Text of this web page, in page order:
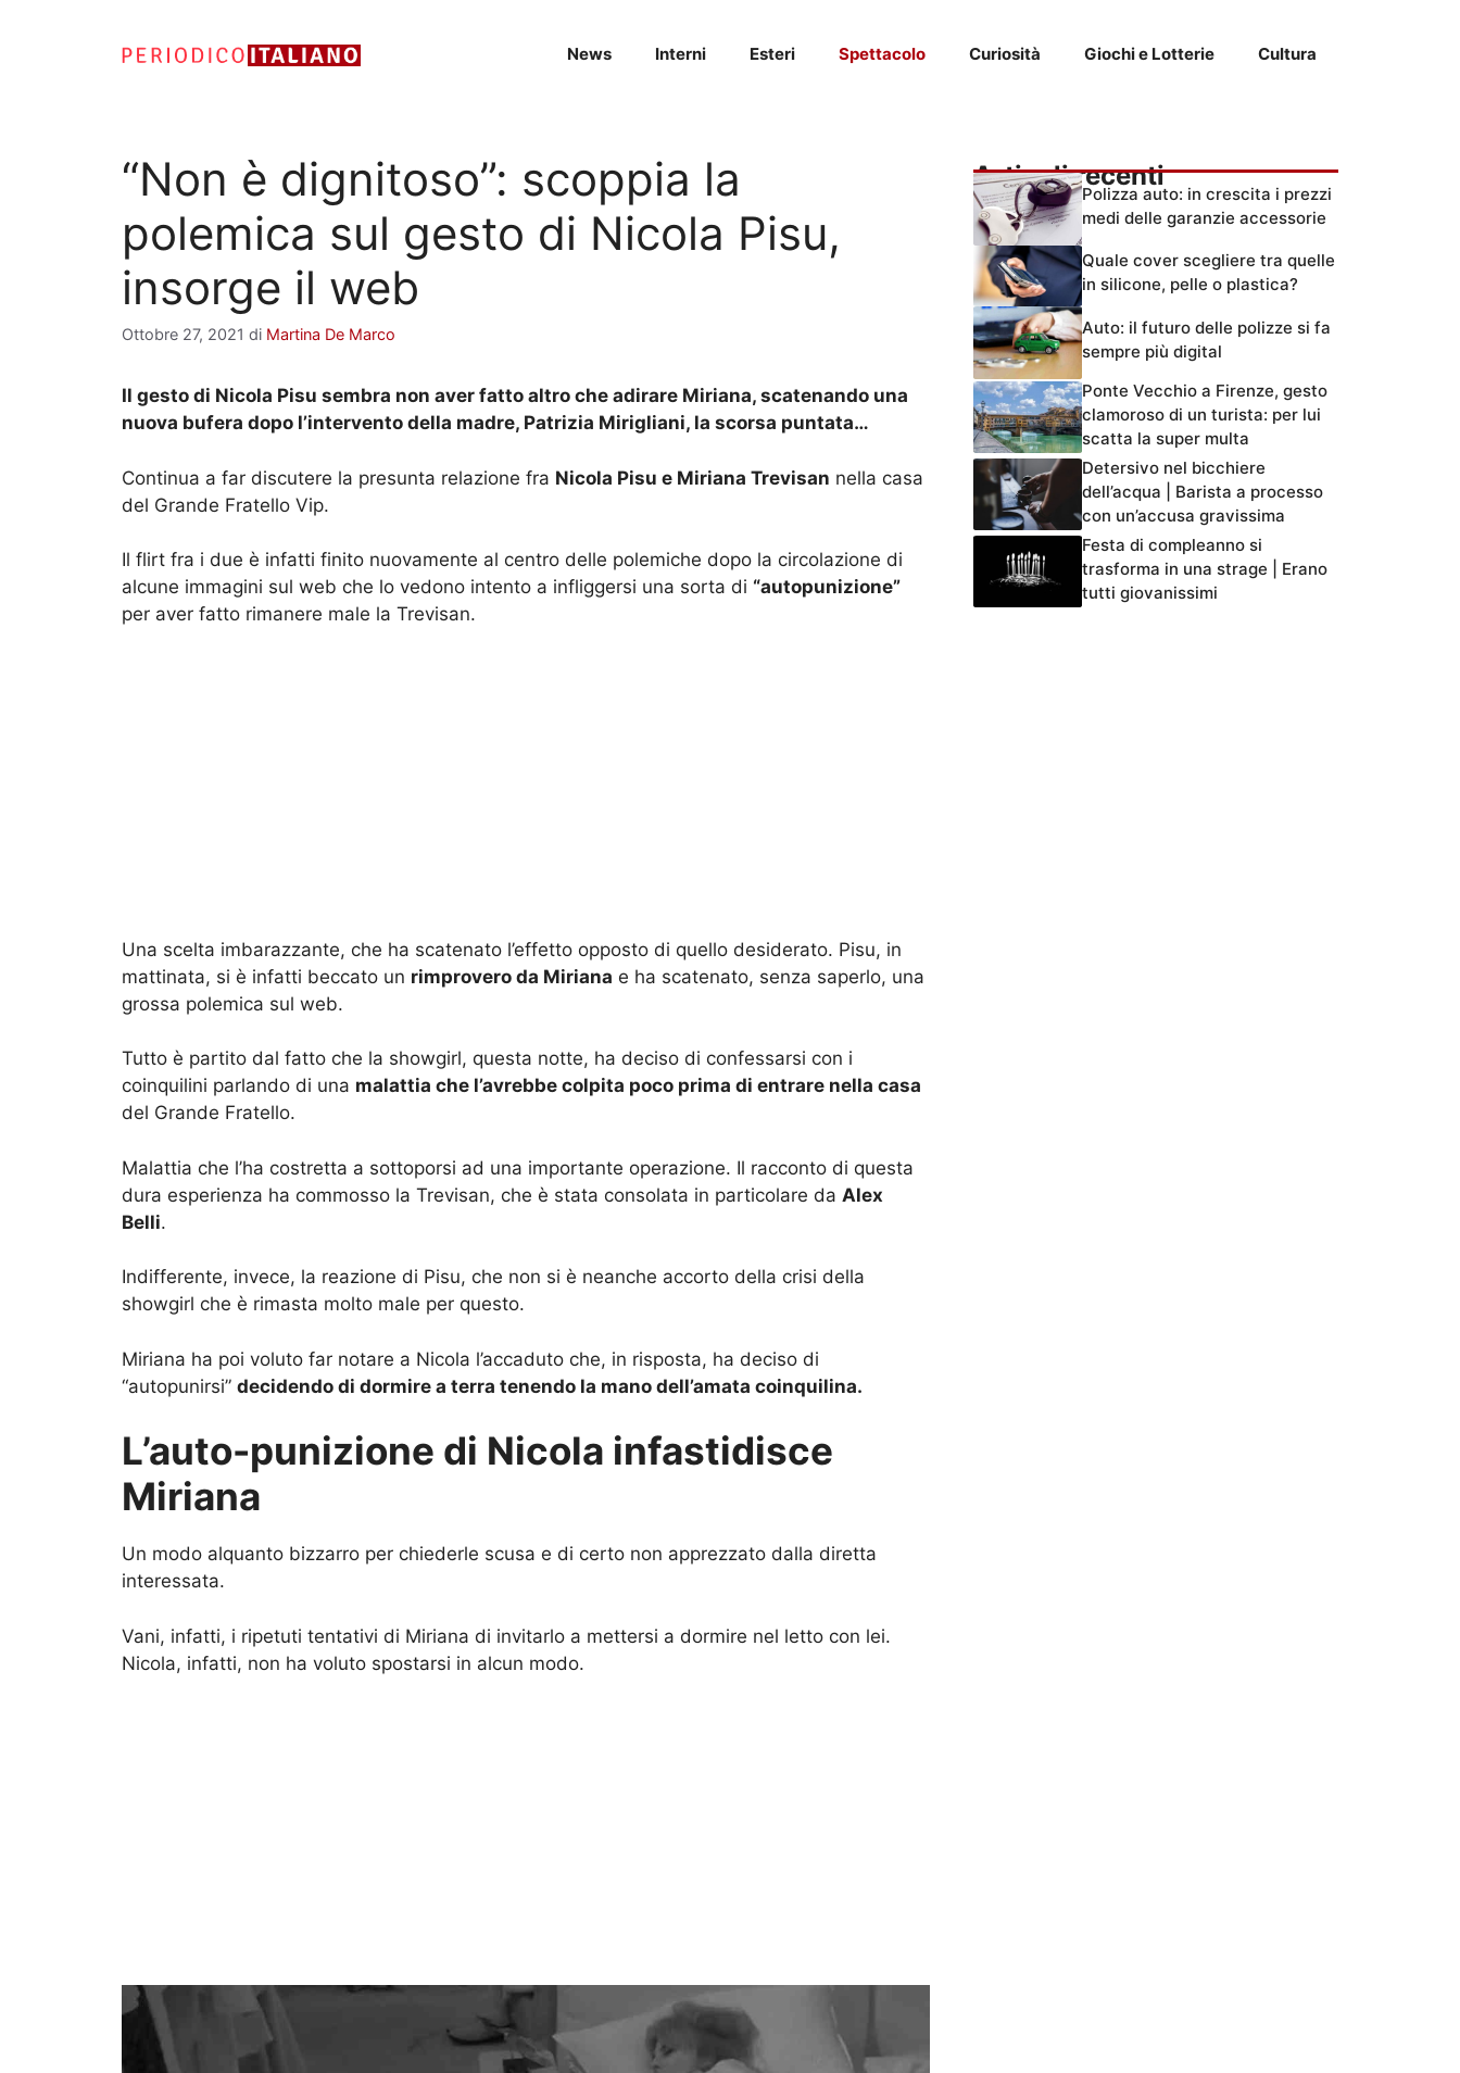
News Interni Esteri Spettacolo Curiosità Giochi e Lotterie Cultura
“Non è dignitoso”: scoppia la
polemica sul gesto di Nicola Pisu,
insorge il web
Ottobre 27, 2021 di Martina De Marco
Il gesto di Nicola Pisu sembra non aver fatto altro che adirare Miriana, scatenando una
nuova bufera dopo l’intervento della madre, Patrizia Mirigliani, la scorsa puntata…
Continua a far discutere la presunta relazione fra Nicola Pisu e Miriana Trevisan nella casa
del Grande Fratello Vip.
Il flirt fra i due è infatti finito nuovamente al centro delle polemiche dopo la circolazione di
alcune immagini sul web che lo vedono intento a infliggersi una sorta di “autopunizione”
per aver fatto rimanere male la Trevisan.
Una scelta imbarazzante, che ha scatenato l’effetto opposto di quello desiderato. Pisu, in
mattinata, si è infatti beccato un rimprovero da Miriana e ha scatenato, senza saperlo, una
grossa polemica sul web.
Tutto è partito dal fatto che la showgirl, questa notte, ha deciso di confessarsi con i
coinquilini parlando di una malattia che l’avrebbe colpita poco prima di entrare nella casa
del Grande Fratello.
Malattia che l’ha costretta a sottoporsi ad una importante operazione. Il racconto di questa
dura esperienza ha commosso la Trevisan, che è stata consolata in particolare da Alex
Belli.
Indifferente, invece, la reazione di Pisu, che non si è neanche accorto della crisi della
showgirl che è rimasta molto male per questo.
Miriana ha poi voluto far notare a Nicola l’accaduto che, in risposta, ha deciso di
“autopunirsi” decidendo di dormire a terra tenendo la mano dell’amata coinquilina.
L’auto-punizione di Nicola infastidisce
Miriana
Un modo alquanto bizzarro per chiederle scusa e di certo non apprezzato dalla diretta
interessata.
Vani, infatti, i ripetuti tentativi di Miriana di invitarlo a mettersi a dormire nel letto con lei.
Nicola, infatti, non ha voluto spostarsi in alcun modo.
Articoli recenti
Polizza auto: in crescita i prezzi
medi delle garanzie accessorie
Quale cover scegliere tra quelle
in silicone, pelle o plastica?
Auto: il futuro delle polizze si fa
sempre più digital
Ponte Vecchio a Firenze, gesto
clamoroso di un turista: per lui
scatta la super multa
Detersivo nel bicchiere
dell’acqua | Barista a processo
con un’accusa gravissima
Festa di compleanno si
trasforma in una strage | Erano
tutti giovanissimi